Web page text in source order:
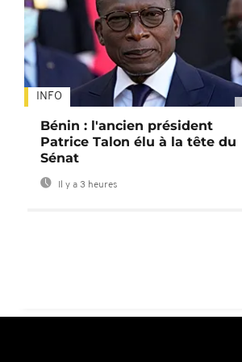
INFO
Bénin : l'ancien président
Patrice Talon élu à la tête du
Sénat
Il y a 3 heures